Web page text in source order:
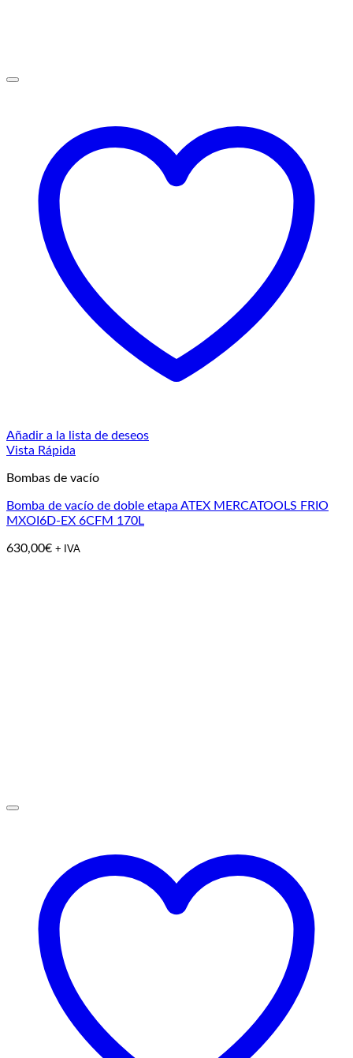
Añadir a la lista de deseos
Vista Rápida
Bombas de vacío
Bomba de vacío de doble etapa ATEX MERCATOOLS FRIO
MXOI6D-EX 6CFM 170L
630,00€ + IVA